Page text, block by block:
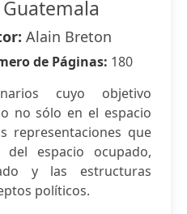
Alain Breton
de Páginas: 180
cuyo objetivo
no sólo en el espacio
representaciones que
espacio ocupado,
y las estructuras
políticos.